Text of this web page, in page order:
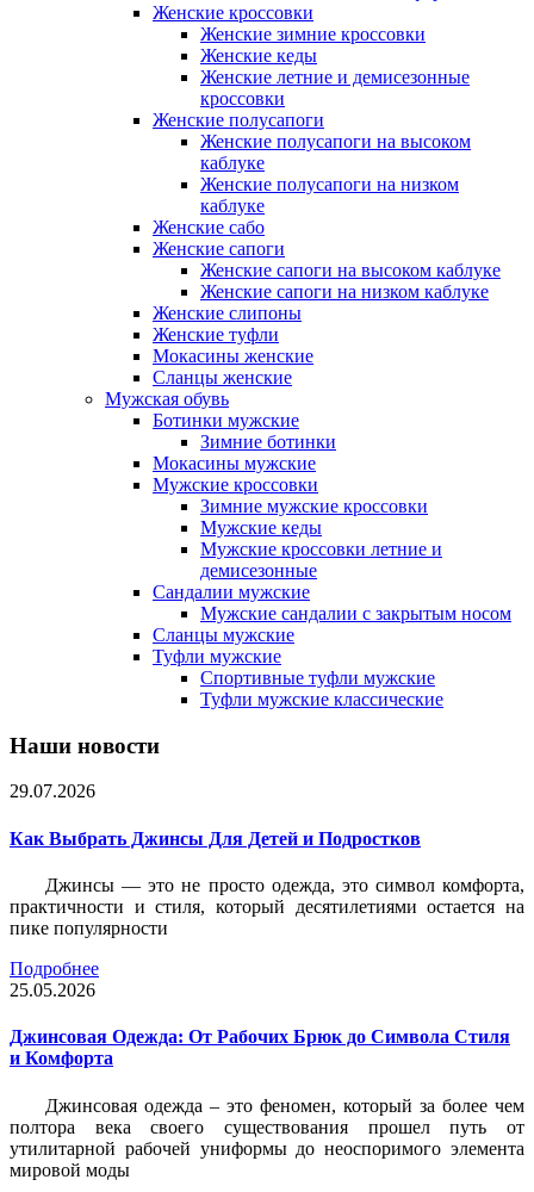
Женские кроссовки
Женские зимние кроссовки
Женские кеды
Женские летние и демисезонные
кроссовки
Женские полусапоги
Женские полусапоги на высоком
каблуке
Женские полусапоги на низком
каблуке
Женские сабо
Женские сапоги
Женские сапоги на высоком каблуке
Женские сапоги на низком каблуке
Женские слипоны
Женские туфли
Мокасины женские
Сланцы женские
Мужская обувь
Ботинки мужские
Зимние ботинки
Мокасины мужские
Мужские кроссовки
Зимние мужские кроссовки
Мужские кеды
Мужские кроссовки летние и
демисезонные
Сандалии мужские
Мужские сандалии с закрытым носом
Сланцы мужские
Туфли мужские
Спортивные туфли мужские
Туфли мужские классические
Наши новости
29.07.2026
Как Выбрать Джинсы Для Детей и Подростков
Джинсы — это не просто одежда, это символ комфорта,
практичности и стиля, который десятилетиями остается на
пике популярности
Подробнее
25.05.2026
Джинсовая Одежда: От Рабочих Брюк до Символа Стиля
и Комфорта
Джинсовая одежда – это феномен, который за более чем
полтора века своего существования прошел путь от
утилитарной рабочей униформы до неоспоримого элемента
мировой моды